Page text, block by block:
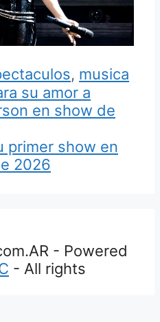
, musica
su amor a
en show de
primer show en
2026
- Powered
- All rights